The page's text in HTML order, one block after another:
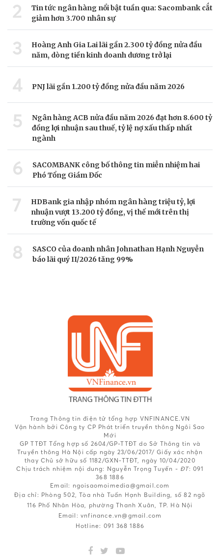
2
Tin tức ngân hàng nổi bật tuần qua: Sacombank cắt
giảm hơn 3.700 nhân sự
3
Hoàng Anh Gia Lai lãi gần 2.300 tỷ đồng nửa đầu
năm, dòng tiền kinh doanh dương trở lại
4 PNJ lãi gần 1.200 tỷ đồng nửa đầu năm 2026
5
Ngân hàng ACB nửa đầu năm 2026 đạt hơn 8.600 tỷ
đồng lợi nhuận sau thuế, tỷ lệ nợ xấu thấp nhất
ngành
6
SACOMBANK công bố thông tin miễn nhiệm hai
Phó Tổng Giám Đốc
7
HDBank gia nhập nhóm ngân hàng triệu tỷ, lợi
nhuận vượt 13.200 tỷ đồng, vị thế mới trên thị
trường vốn quốc tế
8
SASCO của doanh nhân Johnathan Hạnh Nguyễn
báo lãi quý II/2026 tăng 99%
Trang Thông tin điện tử tổng hợp VNFINANCE.VN
Vận hành bởi Công ty CP Phát triển truyền thông Ngôi Sao
Mới
GP TTĐT Tổng hợp số 2604/GP-TTĐT do Sở Thông tin và
Truyền thông Hà Nội cấp ngày 23/06/2017/ Giấy xác nhận
thay Chủ sở hữu số 1182/GXN-TTĐT, ngày 10/04/2020
Chịu trách nhiệm nội dung: Nguyễn Trọng Tuyến - ĐT: 091
368 1886
Email: ngoisaomoimedia@gmail.com
Địa chỉ: Phòng 502, Tòa nhà Tuấn Hạnh Building, số 82 ngõ
116 Phố Nhân Hòa, phường Thanh Xuân, TP. Hà Nội
Email: vnfinance.vn@gmail.com
Hotline: 091 368 1886